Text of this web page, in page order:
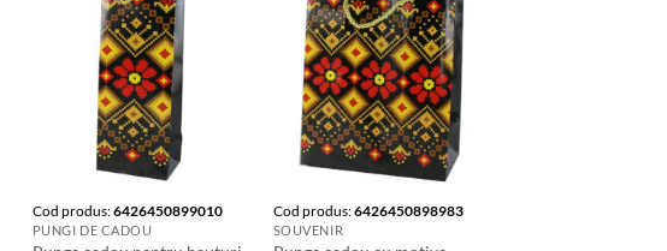
Cod produs:6426450899010
PUNGI DE CADOU
Cod produs:6426450898983
SOUVENIR